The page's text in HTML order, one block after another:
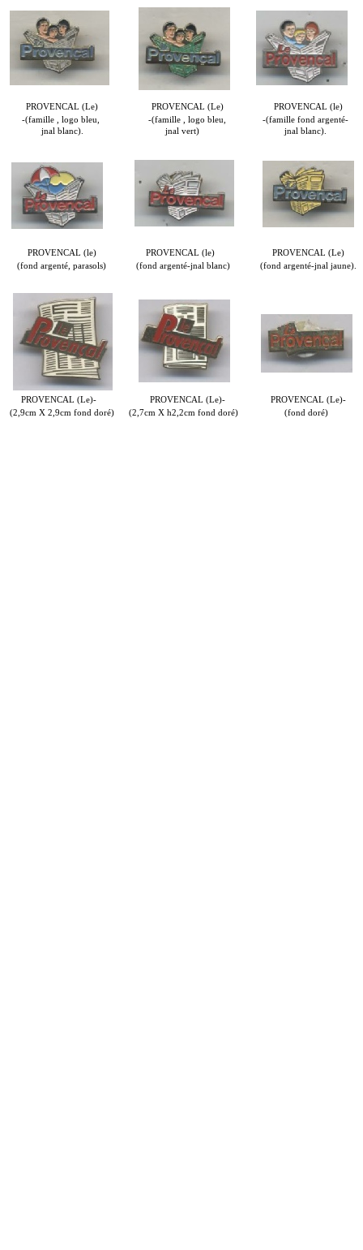
PROVENCAL (Le)
-(famille , logo bleu,
jnal blanc).
PROVENCAL (Le)
-(famille , logo bleu,
jnal vert)
PROVENCAL (le)
-(famille fond argenté-
jnal blanc).
PROVENCAL (le)
(fond argenté, parasols)
PROVENCAL (le)
(fond argenté-jnal blanc)
PROVENCAL (Le)
(fond argenté-jnal jaune).
PROVENCAL (Le)-
(2,9cm X 2,9cm fond doré)
PROVENCAL (Le)-
(2,7cm X h2,2cm fond doré)
PROVENCAL (Le)-
(fond doré)